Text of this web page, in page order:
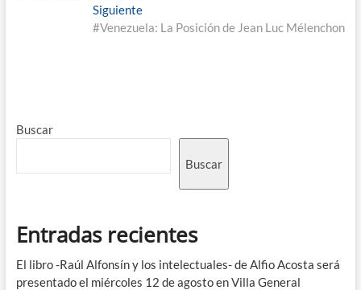
Siguiente
#Venezuela: La Posición de Jean Luc Mélenchon
Buscar
Buscar
Entradas recientes
El libro -Raúl Alfonsín y los intelectuales- de Alfio Acosta será
presentado el miércoles 12 de agosto en Villa General